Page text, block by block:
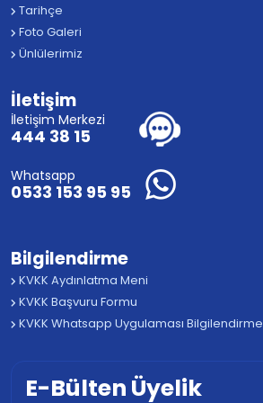
Tarihçe
Foto Galeri
Ünlülerimiz
İletişim
İletişim Merkezi
444 38 15
Whatsapp
0533 153 95 95
Bilgilendirme
KVKK Aydınlatma Meni
KVKK Başvuru Formu
KVKK Whatsapp Uygulaması Bilgilendirme
E-Bülten Üyelik